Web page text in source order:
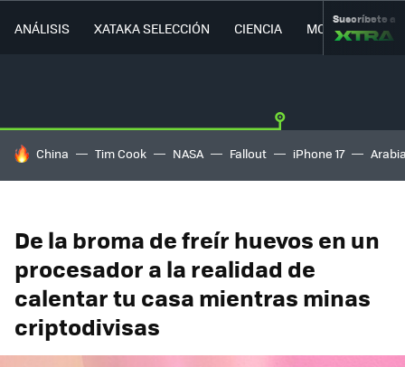
ANÁLISIS XATAKA SELECCIÓN CIENCIA MOVILIDAD
Suscríbete a
HOY SE HABLA DE
China Tim Cook NASA Fallout iPhone 17
De la broma de freír huevos en un
procesador a la realidad de
calentar tu casa mientras minas
criptodivisas